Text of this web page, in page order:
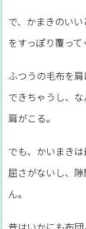
で、かまきのい
をすっぽり覆って
ふつうの毛布を
できちゃうし、
肩がこる。
でも、かいまき
屈さがないし、
ん。